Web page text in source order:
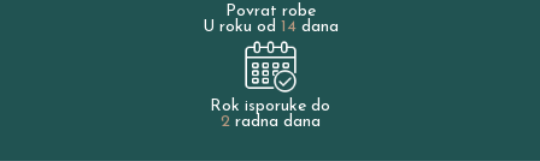
Povrat robe
U roku od 14dana
Rok isporuke do
2radna dana